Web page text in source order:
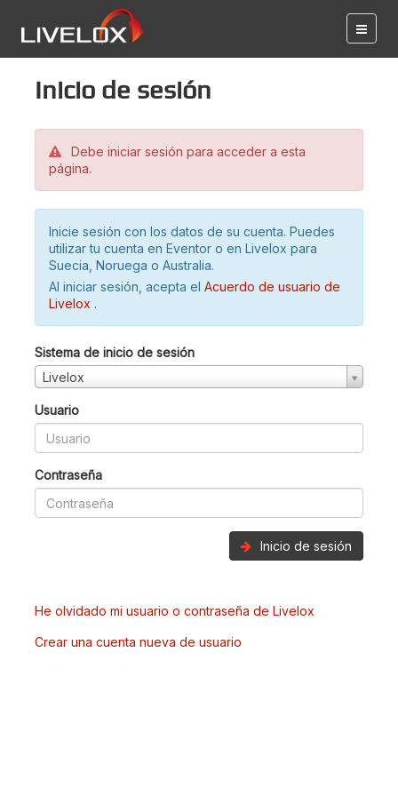
Inicio de sesión
Debe iniciar sesión para acceder a esta
página.
Inicie sesión con los datos de su cuenta. Puedes
utilizar tu cuenta en Eventor o en Livelox para
Suecia, Noruega o Australia.
Al iniciar sesión, acepta el Acuerdo de usuario de
Livelox .
Sistema de inicio de sesión
Livelox
Usuario
Contraseña
Inicio de sesión
He olvidado mi usuario o contraseña de Livelox
Crear una cuenta nueva de usuario